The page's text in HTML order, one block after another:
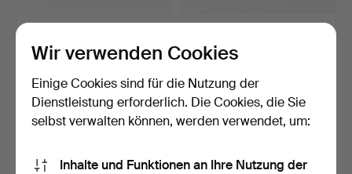
Pferd, Gusseisen, …
Beendet 21. Mai 2026
21 Gebote
284 USD
Schachspiel, "Minotaurs"…
Beendet 10. Mai 2026
10 Gebote
1.366 USD
Ausgewähltes
Wir verwenden Cookies
Einige Cookies sind für die Nutzung der
Dienstleistung erforderlich. Die Cookies, die Sie
selbst verwalten können, werden verwendet, um:
Inhalte und Funktionen an Ihre Nutzung der